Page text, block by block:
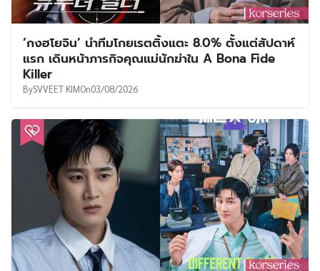
‘กงฮโยจิน’ นำทีมโกยเรตติ้งแตะ 8.0% ตั้งแต่สัปดาห์
แรก เดินหน้าภารกิจคุณแม่นักฆ่าใน A Bona Fide
Killer
BySVVEET KIMOn03/08/2026